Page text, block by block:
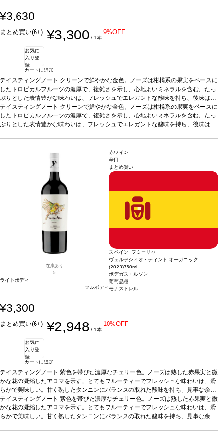
¥3,630
まとめ買い(6+) ¥3,300 / 1本
9%OFF
お気に
入り登
録
カートに追加
テイスティングノート クリーンで鮮やかな金色。ノーズは柑橘系の果実をベースに
したトロピカルフルーツの濃厚で、複雑さを示し、心地よいミネラルを含む。たっ
ぷりとした表情豊かな味わいは、フレッシュでエレガントな酸味を持ち、後味はク
リーミー。合う料理ニシンの燻製、アンチョビ、牡蠣、魚介類、ソース煮込みの
魚料理などと好相性葡萄品種100% シャルドネ *本ヴィンテージが在庫切れの場
合、在庫があり価格が同様の場合は自動的に次のヴィンテージに変更されます、ご
テイスティングノート クリーンで鮮やかな金色。ノーズは柑橘系の果実をベースに
したトロピカルフルーツの濃厚で、複雑さを示し、心地よいミネラルを含む。たっ
ぷりとした表情豊かな味わいは、フレッシュでエレガントな酸味を持ち、後味はク
合、在庫があり価格が同様の場合は自動的に次のヴィンテージに変更されます、ご
在庫あり
5
ライトボディ
フルボディ
赤ワイン
辛口
まとめ買い
スペイン フミーリャ
ヴェルデシィオ・ティント オーガニック
(2023)750ml
ボデガス・ルソン
葡萄品種:
モナストレル
¥3,300
まとめ買い(6+) ¥2,948 / 1本
10%OFF
お気に
入り登
録
カートに追加
テイスティングノート 紫色を帯びた濃厚なチェリー色。ノーズは熟した赤果実と微
かな花の凝縮したアロマを示す。とてもフルーティーでフレッシュな味わいは、滑
らかで美味しい。甘く熟したタンニンにバランスの取れた酸味を持ち、見事な余韻
が長く続く。合う料理サラダ、野菜の鍋、ポーク、グリルしたチキンやビーフ、
白身魚、リゾット、ソフトや半熟成チーズなどと好相性。葡萄品種オーガニック
認証を取得した畑から取れた100%モナストレルの葡萄認証オーガニック：WC
テイスティングノート 紫色を帯びた濃厚なチェリー色。ノーズは熟した赤果実と微
かな花の凝縮したアロマを示す。とてもフルーティーでフレッシュな味わいは、滑
らかで美味しい。甘く熟したタンニンにバランスの取れた酸味を持ち、見事な余韻